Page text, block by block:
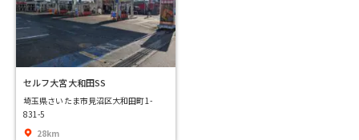
セルフ大宮大和田SS
埼玉県さいたま市見沼区大和田町1-
831-5
28km